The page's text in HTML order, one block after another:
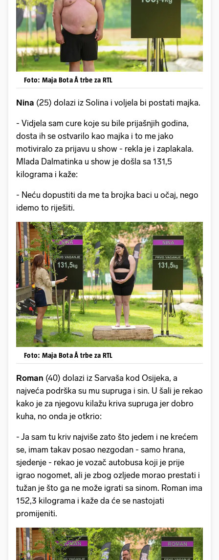
Foto: Maja Bota Å trbe za RTL
Nina (25) dolazi iz Solina i voljela bi postati majka.
- Vidjela sam cure koje su bile prijašnjih godina,
dosta ih se ostvarilo kao majka i to me jako
motiviralo za prijavu u show - rekla je i zaplakala.
Mlada Dalmatinka u show je došla sa 131,5
kilograma i kaže:
- Neću dopustiti da me ta brojka baci u očaj, nego
idemo to riješiti.
Foto: Maja Bota Å trbe za RTL
Roman (40) dolazi iz Sarvaša kod Osijeka, a
najveća podrška su mu supruga i sin. U šali je rekao
kako je za njegovu kilažu kriva supruga jer dobro
kuha, no onda je otkrio:
- Ja sam tu kriv najviše zato što jedem i ne krećem
se, imam takav posao nezgodan - samo hrana,
sjedenje - rekao je vozač autobusa koji je prije
igrao nogomet, ali je zbog ozljede morao prestati i
tužan je što ga ne može igrati sa sinom. Roman ima
152,3 kilograma i kaže da će se nastojati
promijeniti.